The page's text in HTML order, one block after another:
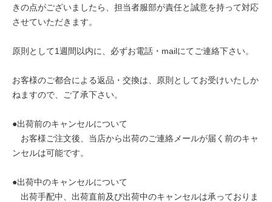
きの点がございましたら、担当者服部が責任と誠意を持って対応
させていただきます。
原則として1週間以内に、必ずお電話・mailにてご連絡下さい。
お客様のご都合による返品・交換は、原則としてお受けいたしか
ねますので、ご了承下さい。
●出荷前のキャンセルについて
お客様ご注文後、当店から出荷のご連絡メールが届く前のキャ
ンセルは可能です。
●出荷中のキャンセルについて
出荷手配中、出荷直前及び出荷中のキャンセルは承っておりま